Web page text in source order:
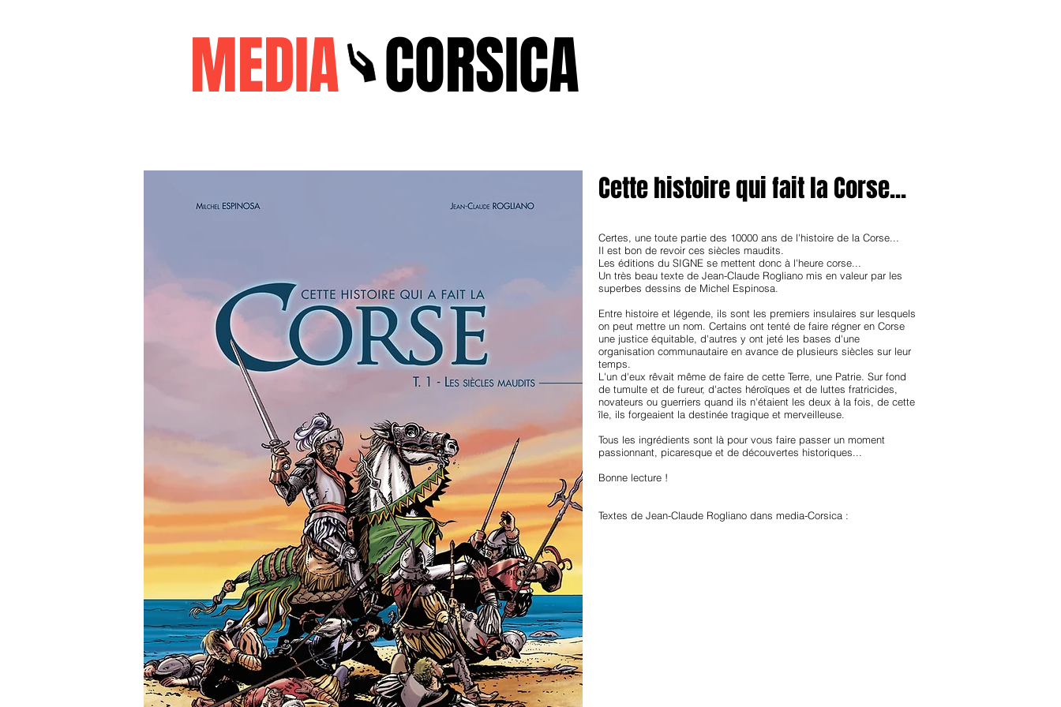
MEDIACORSICA
Cette histoire qui fait la Corse...
Certes, une toute partie des 10000 ans de l'histoire de la Corse...
Il est bon de revoir ces siècles maudits.
Les éditions du SIGNE se mettent donc à l'heure corse...
Un très beau texte de Jean-Claude Rogliano mis en valeur par les
superbes dessins de Michel Espinosa.
Entre histoire et légende, ils sont les premiers insulaires sur lesquels
on peut mettre un nom. Certains ont tenté de faire régner en Corse
une justice équitable, d'autres y ont jeté les bases d'une
organisation communautaire en avance de plusieurs siècles sur leur
temps.
L'un d'eux rêvait même de faire de cette Terre, une Patrie. Sur fond
de tumulte et de fureur, d'actes héroïques et de luttes fratricides,
novateurs ou guerriers quand ils n'étaient les deux à la fois, de cette
île, ils forgeaient la destinée tragique et merveilleuse.
Tous les ingrédients sont là pour vous faire passer un moment
passionnant, picaresque et de découvertes historiques...
Bonne lecture !
Textes de Jean-Claude Rogliano dans media-Corsica :